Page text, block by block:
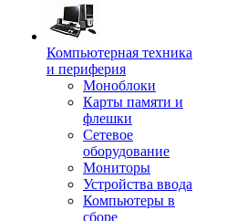
Компьютерная техника
и периферия
Моноблоки
Карты памяти и
флешки
Сетевое
оборудование
Мониторы
Устройства ввода
Компьютеры в
сборе